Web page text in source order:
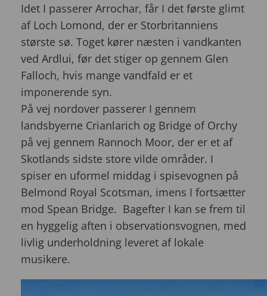
Idet I passerer Arrochar, får I det første glimt
af Loch Lomond, der er Storbritanniens
største sø. Toget kører næsten i vandkanten
ved Ardlui, før det stiger op gennem Glen
Falloch, hvis mange vandfald er et
imponerende syn.
På vej nordover passerer I gennem
landsbyerne Crianlarich og Bridge of Orchy
på vej gennem Rannoch Moor, der er et af
Skotlands sidste store vilde områder. I
spiser en uformel middag i spisevognen på
Belmond Royal Scotsman, imens I fortsætter
mod Spean Bridge. Bagefter I kan se frem til
en hyggelig aften i observationsvognen, med
livlig underholdning leveret af lokale
musikere.